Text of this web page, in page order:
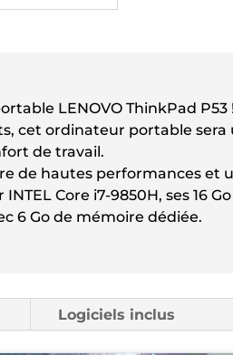
&
15.6
LENOVO ThinkPad P53
cet ordinateur portable sera
de travail.
de hautes performances et
Core i7-9850H, ses 16
6 Go de mémoire dédiée.
Logiciels inclus